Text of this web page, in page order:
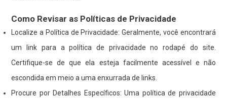
Como Revisar as Políticas de Privacidade
Localize a Política de Privacidade: Geralmente, você encontrará
um link para a política de privacidade no rodapé do site.
Certifique-se de que ela esteja facilmente acessível e não
escondida em meio a uma enxurrada de links.
Procure por Detalhes Específicos: Uma política de privacidade